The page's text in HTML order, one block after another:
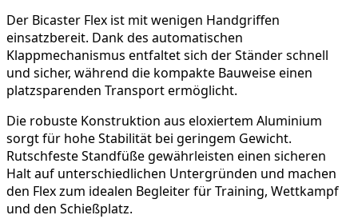
Der Bicaster Flex ist mit wenigen Handgriffen
einsatzbereit. Dank des automatischen
Klappmechanismus entfaltet sich der Ständer schnell
und sicher, während die kompakte Bauweise einen
platzsparenden Transport ermöglicht.
Die robuste Konstruktion aus eloxiertem Aluminium
sorgt für hohe Stabilität bei geringem Gewicht.
Rutschfeste Standfüße gewährleisten einen sicheren
Halt auf unterschiedlichen Untergründen und machen
den Flex zum idealen Begleiter für Training, Wettkampf
und den Schießplatz.